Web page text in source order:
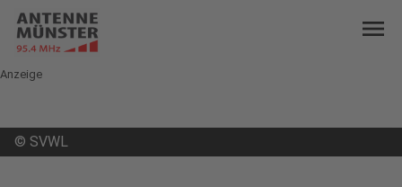
menu
Anzeige
© SVWL